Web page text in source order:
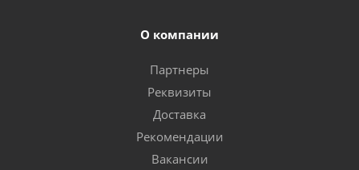
О компании
Партнеры
Реквизиты
Доставка
Рекомендации
Вакансии